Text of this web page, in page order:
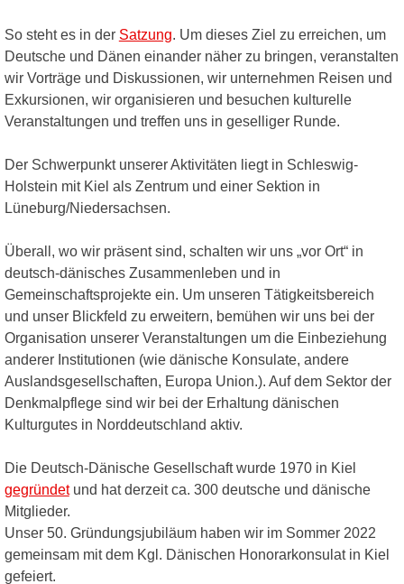
So steht es in der Satzung. Um dieses Ziel zu erreichen, um
Deutsche und Dänen einander näher zu bringen, veranstalten
wir Vorträge und Diskussionen, wir unternehmen Reisen und
Exkursionen, wir organisieren und besuchen kulturelle
Veranstaltungen und treffen uns in geselliger Runde.
Der Schwerpunkt unserer Aktivitäten liegt in Schleswig-
Holstein mit Kiel als Zentrum und einer Sektion in
Lüneburg/Niedersachsen.
Überall, wo wir präsent sind, schalten wir uns „vor Ort“ in
deutsch-dänisches Zusammenleben und in
Gemeinschaftsprojekte ein. Um unseren Tätigkeitsbereich
und unser Blickfeld zu erweitern, bemühen wir uns bei der
Organisation unserer Veranstaltungen um die Einbeziehung
anderer Institutionen (wie dänische Konsulate, andere
Auslandsgesellschaften, Europa Union.). Auf dem Sektor der
Denkmalpflege sind wir bei der Erhaltung dänischen
Kulturgutes in Norddeutschland aktiv.
Die Deutsch-Dänische Gesellschaft wurde 1970 in Kiel
gegründetund hat derzeit ca. 300 deutsche und dänische
Mitglieder.
Unser 50. Gründungsjubiläum haben wir im Sommer 2022
gemeinsam mit dem Kgl. Dänischen Honorarkonsulat in Kiel
gefeiert.